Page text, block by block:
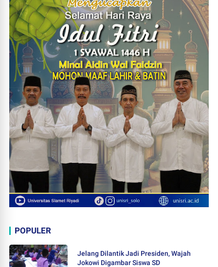
POPULER
Jelang Dilantik Jadi Presiden, Wajah
Jokowi Digambar Siswa SD